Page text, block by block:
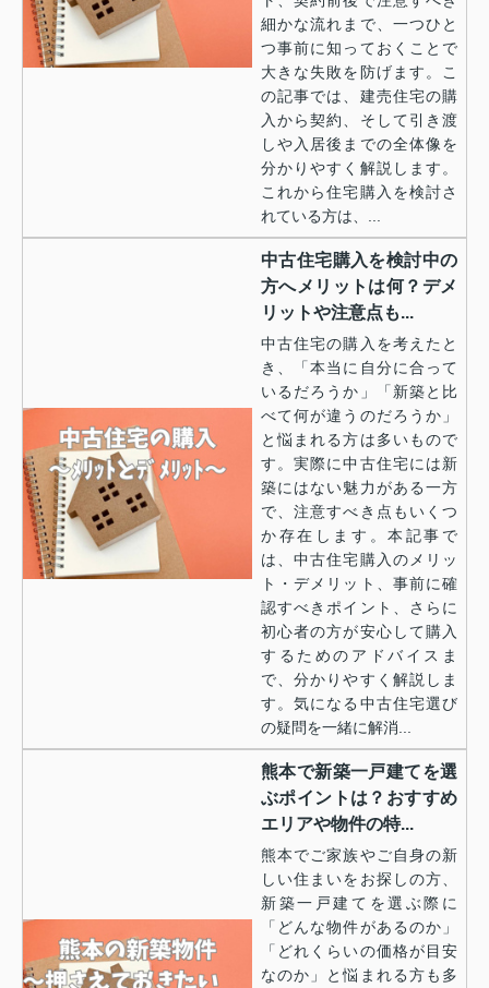
細かな流れまで、一つひと
つ事前に知っておくことで
大きな失敗を防げます。こ
の記事では、建売住宅の購
入から契約、そして引き渡
しや入居後までの全体像を
分かりやすく解説します。
これから住宅購入を検討さ
れている方は、...
中古住宅購入を検討中の
方へメリットは何？デメ
リットや注意点も...
中古住宅の購入を考えたと
き、「本当に自分に合って
いるだろうか」「新築と比
べて何が違うのだろうか」
と悩まれる方は多いもので
す。実際に中古住宅には新
築にはない魅力がある一方
で、注意すべき点もいくつ
か存在します。本記事で
は、中古住宅購入のメリッ
ト・デメリット、事前に確
認すべきポイント、さらに
初心者の方が安心して購入
するためのアドバイスま
で、分かりやすく解説しま
す。気になる中古住宅選び
の疑問を一緒に解消...
熊本で新築一戸建てを選
ぶポイントは？おすすめ
エリアや物件の特...
熊本でご家族やご自身の新
しい住まいをお探しの方、
新築一戸建てを選ぶ際に
「どんな物件があるのか」
「どれくらいの価格が目安
なのか」と悩まれる方も多